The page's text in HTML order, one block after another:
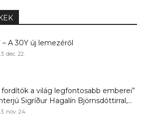
– A 30Y új lemezéről
dec. 22.
fordítók a világ legfontosabb emberei”
Sigríður Hagalín Björnsdóttirral,...
nov. 24.